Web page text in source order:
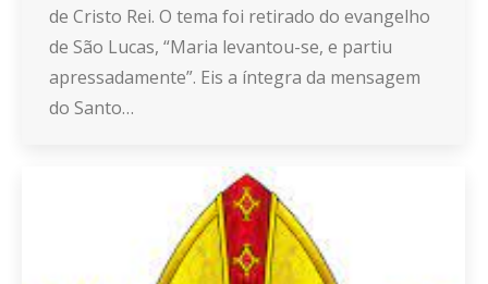
de Cristo Rei. O tema foi retirado do evangelho
de São Lucas, “Maria levantou-se, e partiu
apressadamente”. Eis a íntegra da mensagem
do Santo…